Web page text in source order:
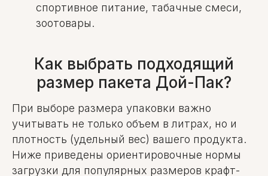
спортивное питание, табачные смеси,
зоотовары.
Как выбрать подходящий
размер пакета Дой-Пак?
При выборе размера упаковки важно
учитывать не только объем в литрах, но и
плотность (удельный вес) вашего продукта.
Ниже приведены ориентировочные нормы
загрузки для популярных размеров крафт-